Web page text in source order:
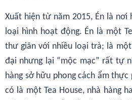
Xuất hiện từ năm 2015, Én là
loại hình hoạt động. Én là một
thư giãn với nhiều loại trà; là
đại nhưng lại “mộc mạc” rất tự
hàng sở hữu phong cách ẩm
có là một Tea House, nhà hàng